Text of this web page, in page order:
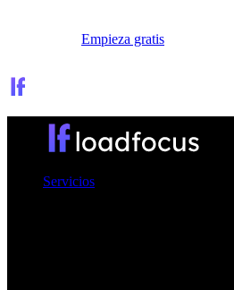
Empieza gratis
Servicios